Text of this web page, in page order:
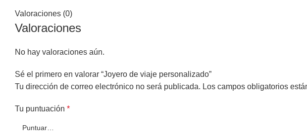
Valoraciones (0)
Valoraciones
No hay valoraciones aún.
Sé el primero en valorar “Joyero de viaje personalizado”
Tu dirección de correo electrónico no será publicada. Los campos obligatorios
Tu puntuación *